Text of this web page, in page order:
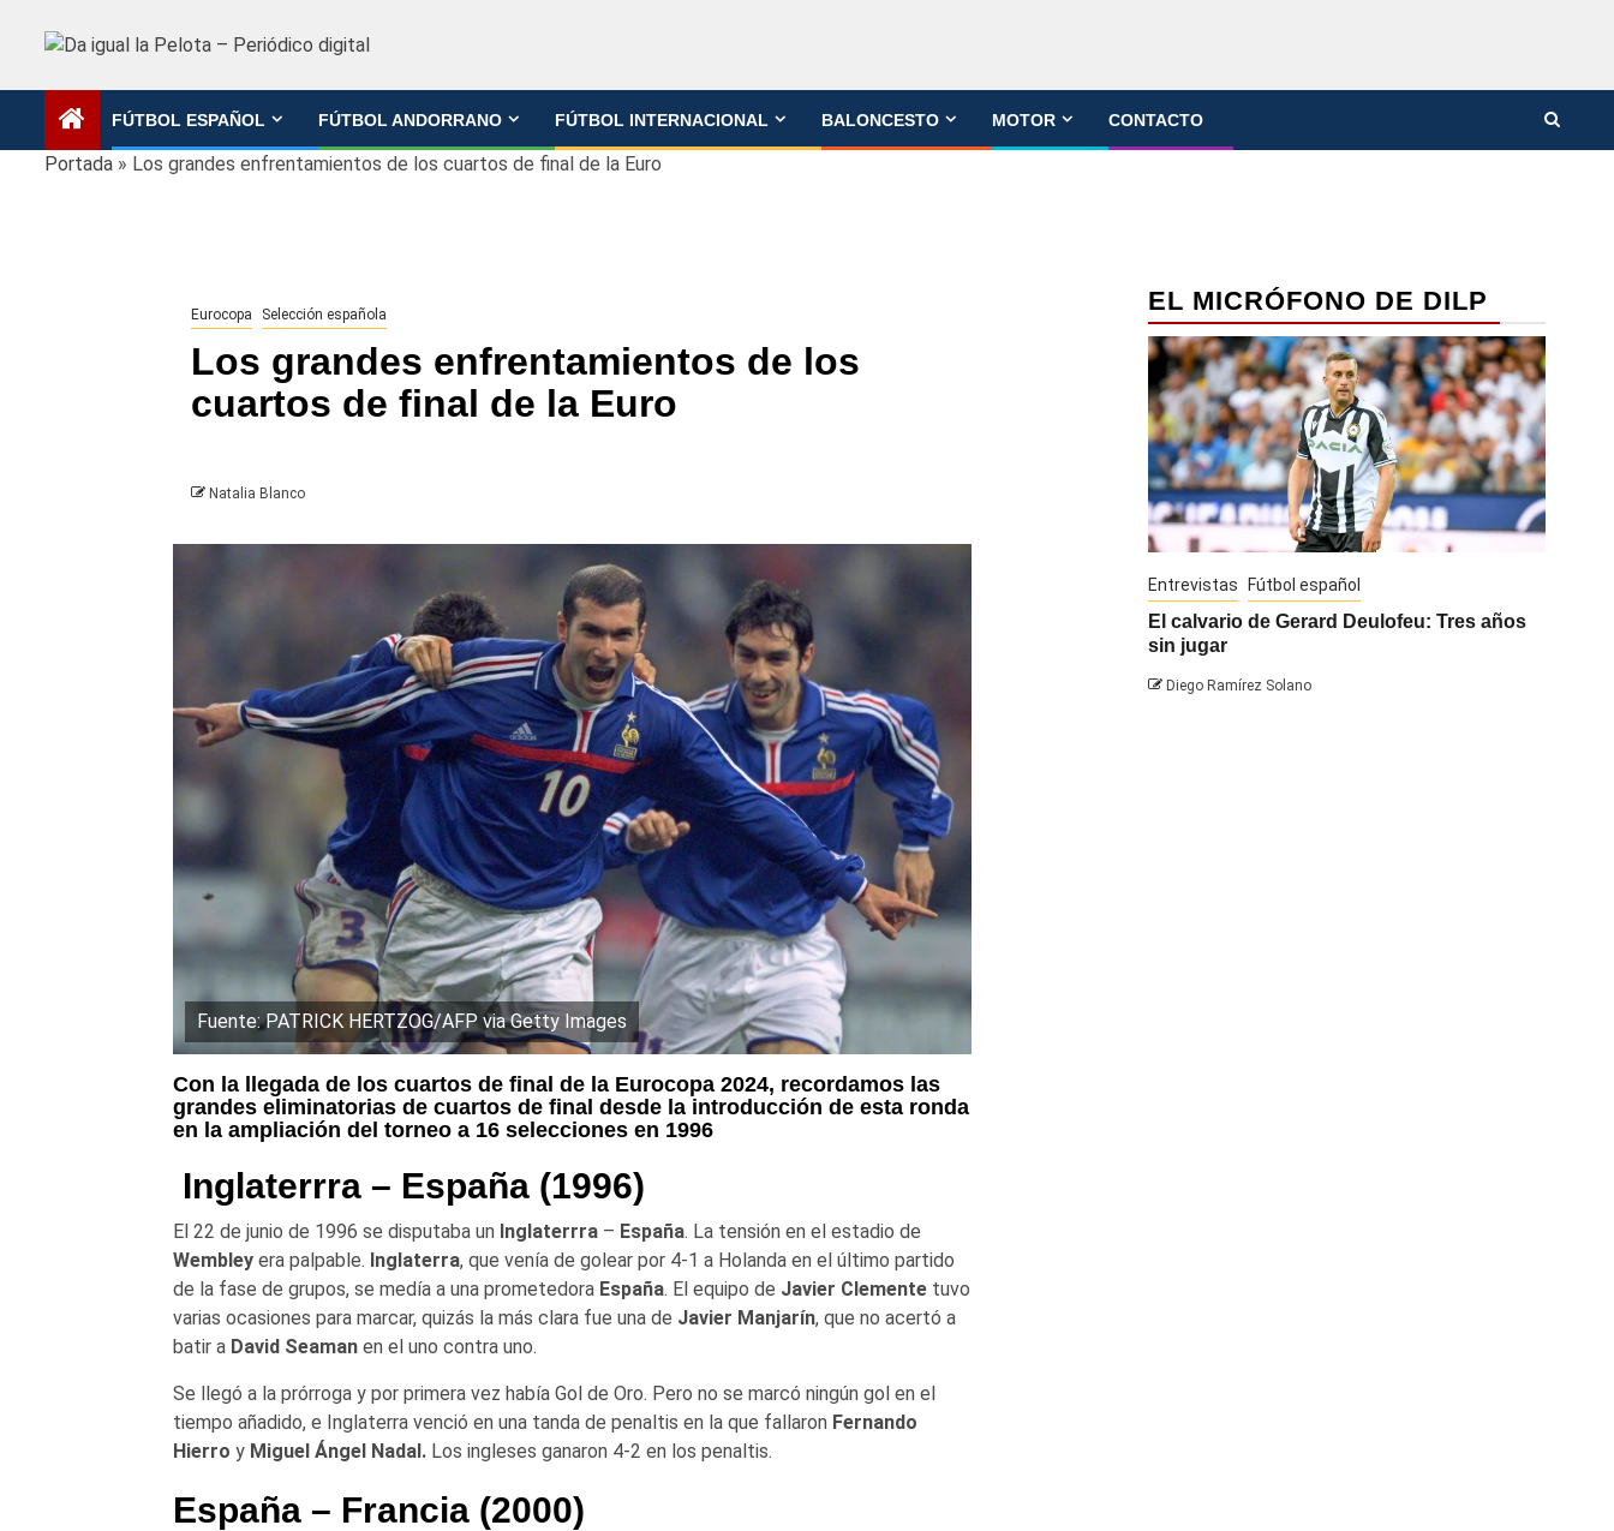
FÚTBOL ESPAÑOL FÚTBOL ANDORRANO FÚTBOL INTERNACIONAL BALONCESTO MOTOR CONTACTO
Portada » Los grandes enfrentamientos de los cuartos de final de la Euro
Eurocopa Selección española
Los grandes enfrentamientos de los
cuartos de final de la Euro
Natalia Blanco
Fuente: PATRICK HERTZOG/AFP via Getty Images
Con la llegada de los cuartos de final de la Eurocopa 2024, recordamos las
grandes eliminatorias de cuartos de final desde la introducción de esta ronda
en la ampliación del torneo a 16 selecciones en 1996
Inglaterrra – España (1996)
El 22 de junio de 1996 se disputaba un Inglaterrra– España. La tensión en el estadio de
Wembleyera palpable. Inglaterra, que venía de golear por 4-1 a Holanda en el último partido
de la fase de grupos, se medía a una prometedora España. El equipo de Javier Clementetuvo
varias ocasiones para marcar, quizás la más clara fue una de Javier Manjarín, que no acertó a
batir a David Seamanen el uno contra uno.
Se llegó a la prórroga y por primera vez había Gol de Oro. Pero no se marcó ningún gol en el
tiempo añadido, e Inglaterra venció en una tanda de penaltis en la que fallaron Fernando
Hierro yMiguel Ángel Nadal.Los ingleses ganaron 4-2 en los penaltis.
España – Francia (2000)
EL MICRÓFONO DE DILP
Entrevistas Fútbol español
El calvario de Gerard Deulofeu: Tres años
sin jugar
Diego Ramírez Solano